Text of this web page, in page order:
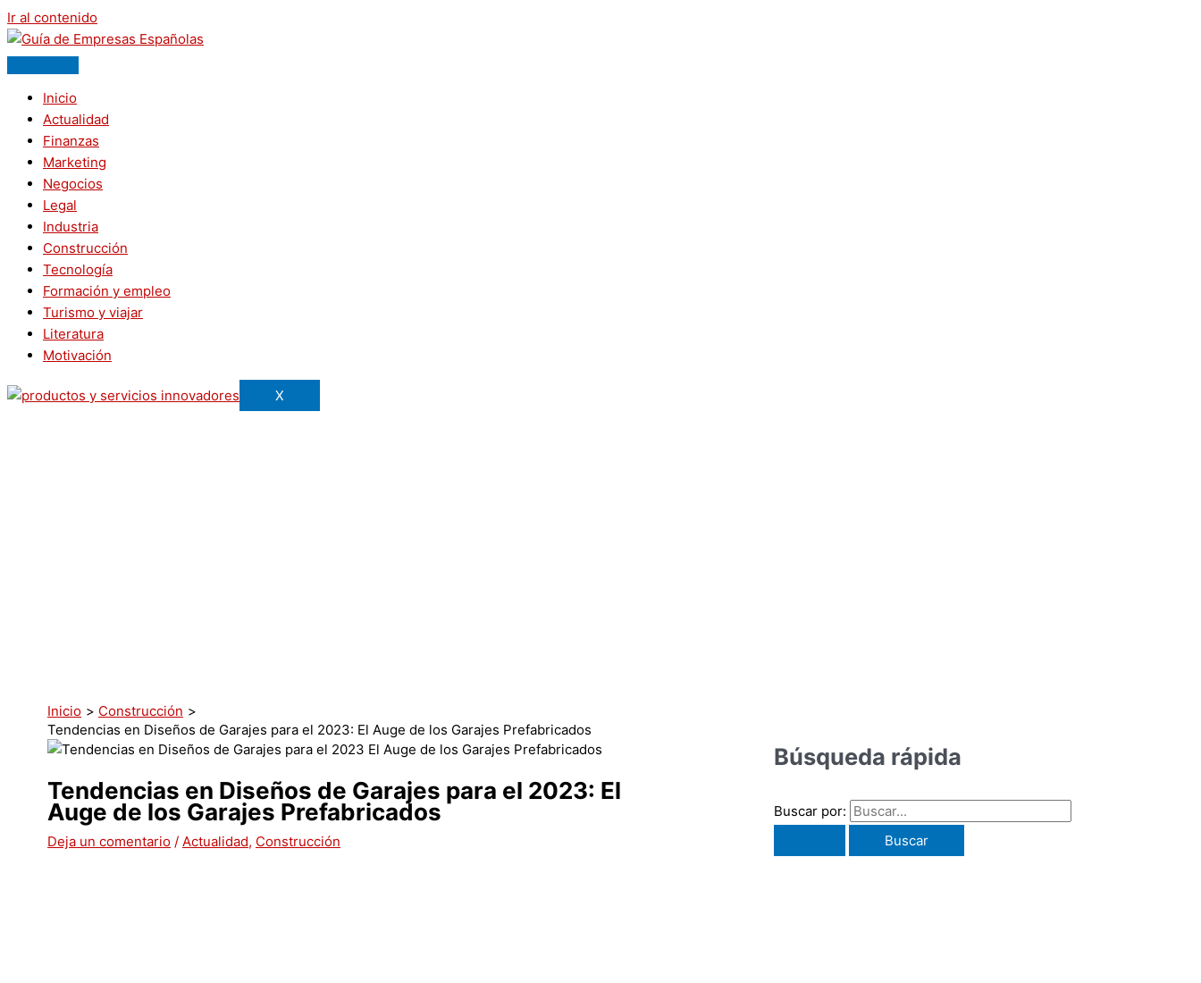
Ir al contenido
Inicio
Actualidad
Finanzas
Marketing
Negocios
Legal
Industria
Construcción
Tecnología
Formación y empleo
Turismo y viajar
Literatura
Motivación
X
Inicio
Construcción
Tendencias en Diseños de Garajes para el 2023: El Auge de los Garajes Prefabricados
Tendencias en Diseños de Garajes para el 2023: El
Auge de los Garajes Prefabricados
Deja un comentario / Actualidad, Construcción
Búsqueda rápida
Buscar por: